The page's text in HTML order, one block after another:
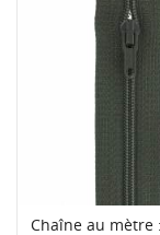
Chaîne au mètre